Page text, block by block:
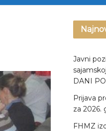
Javni
DANI
Prijava
za 2026.
FHMZ